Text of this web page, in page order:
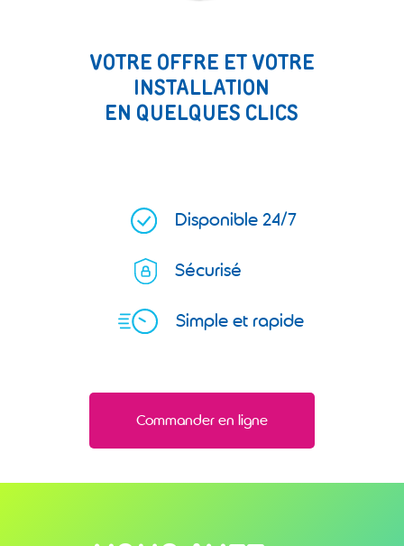
VOTRE OFFRE ET VOTRE
INSTALLATION
EN QUELQUES CLICS
Commander en ligne
Disponible 24/7
Sécurisé
Simple et rapide